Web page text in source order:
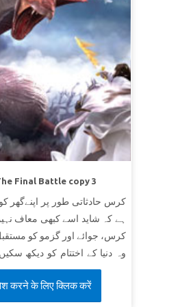
Final Battle copy 3
کرس حادثاتی طور پر اپنےگھر
ہے کہ شاید اسے کبھی معاف
کرس، جوائے اور گزمو کو
وہ دنیا کے اختتام کو دیکھ
کی فوج اور شیطان کی فوجوں
کو دیکھتے ہیں۔ بچے
کرنے والی قدرت اور نجات آخر
करने के लिए क्लिक करें